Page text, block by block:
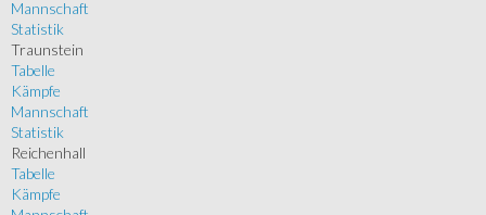
Mannschaft
Statistik
Traunstein
Tabelle
Kämpfe
Mannschaft
Statistik
Reichenhall
Tabelle
Kämpfe